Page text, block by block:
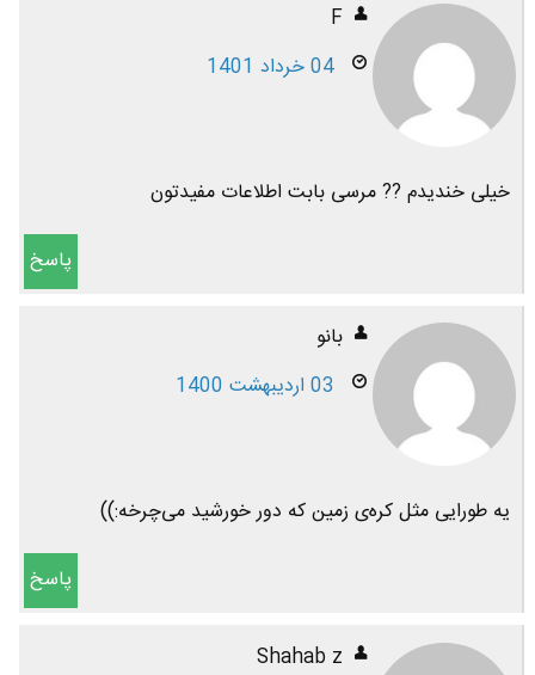
F
04 خرداد 1401
خیلی خندیدم ?? مرسی بابت اطلاعات مفیدتون
پاسخ
بانو
03 اردیبهشت 1400
یه طورایی مثل کره‌ی زمین که دور خورشید می‌چرخه:))
پاسخ
Shahab z